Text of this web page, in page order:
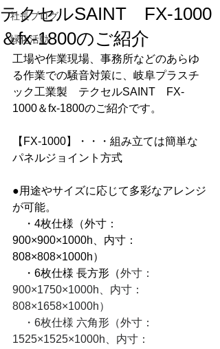
社長ブログ
緑化活動
テクセルSAINT FX-1000
＆fx-1800のご紹介
工場や作業現場、事務所などのあらゆ
る作業での騒音対策に、岐阜プラスチ
ック工業製　テクセルSAINT　FX-
1000＆fx-1800のご紹介です。
【FX-1000】・・・組み立ては簡単な
パネルジョイント方式
●用途やサイズに応じて多彩なアレンジ
が可能。
・4枚仕様（外寸：
900×900×1000h、内寸：
808×808×1000h）
・6枚仕様 長方形（外寸：
900×1750×1000h、内寸：
808×1658×1000h）
・6枚仕様 六角形（外寸：
1525×1525×1000h、内寸：